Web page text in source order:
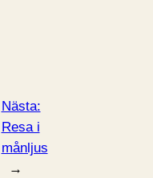
Nästa:
Resa i
månljus
→